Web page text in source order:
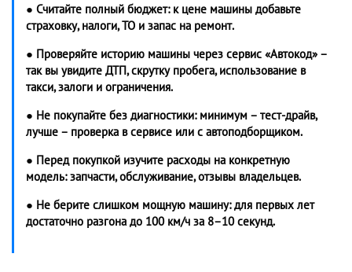
● Считайте полный бюджет: к цене машины добавьте
страховку, налоги, ТО и запас на ремонт.
● Проверяйте историю машины через сервис «Автокод» –
так вы увидите ДТП, скрутку пробега, использование в
такси, залоги и ограничения.
● Не покупайте без диагностики: минимум – тест-драйв,
лучше – проверка в сервисе или с автоподборщиком.
● Перед покупкой изучите расходы на конкретную
модель: запчасти, обслуживание, отзывы владельцев.
● Не берите слишком мощную машину: для первых лет
достаточно разгона до 100 км/ч за 8–10 секунд.